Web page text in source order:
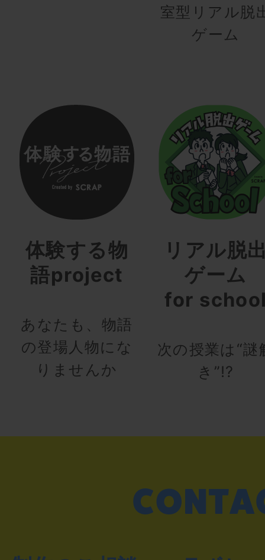
室型リアル脱
ゲーム
体験する物
語project
あなたも、物語
の登場人物にな
りませんか
リアル脱
ゲーム
for
次の授業は“謎
き”!?